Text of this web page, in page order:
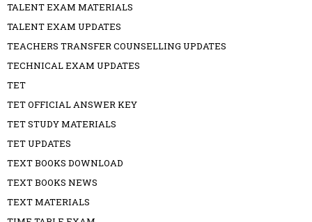
TALENT EXAM MATERIALS
TALENT EXAM UPDATES
TEACHERS TRANSFER COUNSELLING UPDATES
TECHNICAL EXAM UPDATES
TET
TET OFFICIAL ANSWER KEY
TET STUDY MATERIALS
TET UPDATES
TEXT BOOKS DOWNLOAD
TEXT BOOKS NEWS
TEXT MATERIALS